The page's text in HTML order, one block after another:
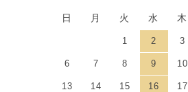
日 月 火 水 木
1 2 3
6 7 8 9 10
13 14 15 16 17